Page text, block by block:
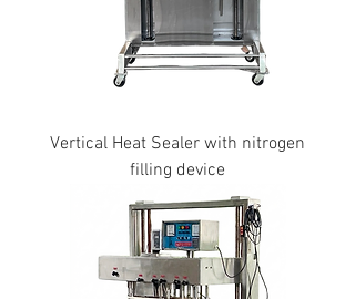
Vertical Heat Sealer with nitrogen
filling device